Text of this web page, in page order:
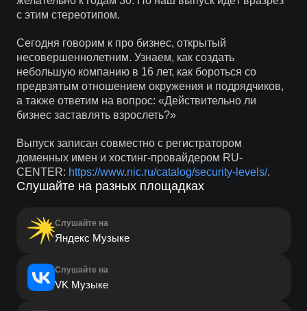
с этим стереотипом.
Сегодня говорим к про бизнес, открытый
несовершеннолетним. Узнаем, как создать
небольшую компанию в 16 лет, как бороться со
предвзятым отношением окружения и подрядчиков,
а также ответим на вопрос: «Действительно ли
бизнес заставлять взрослеть?»
Выпуск записан совместно с регистратором
доменных имен и хостинг-провайдером RU-
CENTER: https://www.nic.ru/catalog/security-levels/.
Слушайте на разных площадках
Слушайте на
Яндекс Музыке
Слушайте на
VK Музыке